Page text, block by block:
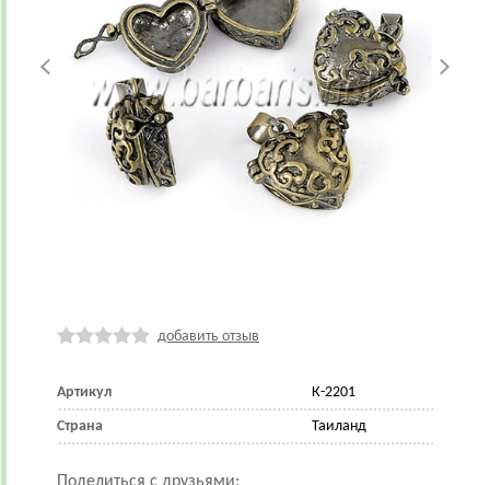
добавить отзыв
Артикул К-2201
Страна Таиланд